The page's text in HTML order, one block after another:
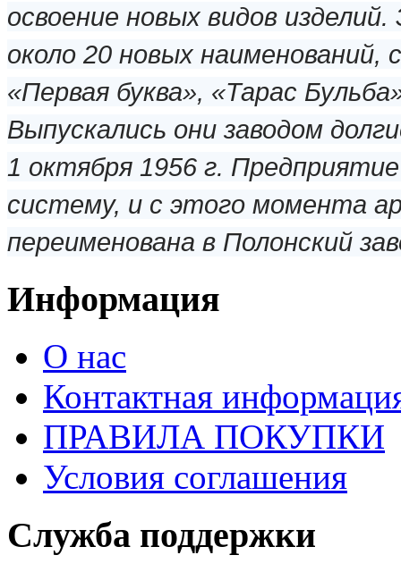
освоение новых видов
около 20 новых наименований,
«Первая буква», «Тарас
Выпускались они заводом
1 октября 1956 г.
систему, и с этого момента
переименована в Полонский
Информация
О нас
Контактная
ПРАВИЛА ПОКУПКИ
Условия соглашения
Служба поддержки